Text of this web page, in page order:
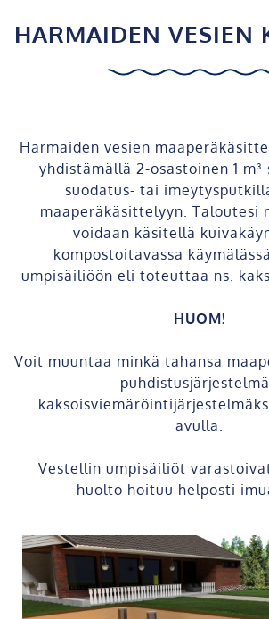
HARMAIDEN VESIEN
Harmaiden vesien
yhdistämällä 2-osastoinen 1 m³
suodatus- tai
maaperäkäsittelyyn. Taloutesi
voidaan käsitellä
kompostoitavassa
umpisäiliöön eli toteuttaa ns.
HUOM!
Voit muuntaa minkä tahansa
avulla.
Vestellin umpisäiliöt
huolto hoituu helposti